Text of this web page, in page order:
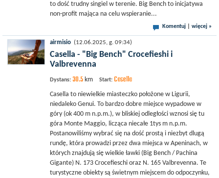
to dość trudny singiel w terenie. Big Bench to inicjatywa
non-profit mająca na celu wspieranie...
Komentuj więcej »
airmisio (12.06.2025, g. 09:34)
Casella - "Big Bench" Crocefieshi i
Valbrevenna
Dystans: 30.5 km Start: Casella
Casella to niewielkie miasteczko położone w Ligurii,
niedaleko Genui. To bardzo dobre miejsce wypadowe w
góry (ok 400 m n.p.m.), w bliskiej odległości wznosi się tu
góra Monte Maggio, licząca niecałe 1tys m n.p.m.
Postanowiliśmy wybrać się na dość prostą i niezbyt dlugą
rundę, która prowadzi przez dwa miejsca w Apeninach, w
których znajdują się wielkie ławki (Big Bench / Pachina
Gigante) N. 173 Crocefieschi oraz N. 165 Valbrevenna. Te
turystyczne obiekty są świetnym miejscem do odpoczynku,